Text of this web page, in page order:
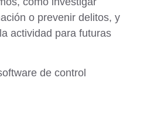
o prevenir delitos, y
actividad para futuras
de control